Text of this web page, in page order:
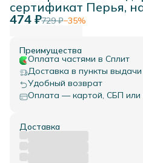
сертификат Перья,
474 ₽729 ₽−35%
Преимущества
Оплата частями в Сплит
Доставка в пункты
Удобный возврат
Оплата — картой, СБП или
Доставка